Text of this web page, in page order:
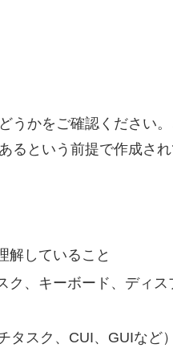
うかをご確認ください
るという前提で作成され
解していること
、キーボード、ディス
タスク、CUI、GUIなど